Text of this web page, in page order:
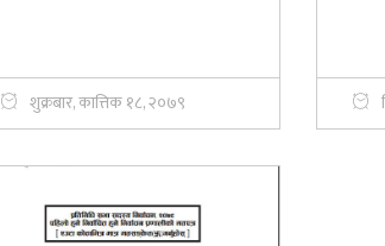
शुक्रबार, कात्तिक १८, २०७९